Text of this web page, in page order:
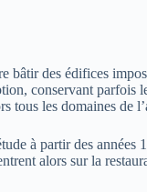
bâtir des édifices
conservant parfois
tous les domaines de
à partir des
alors sur la